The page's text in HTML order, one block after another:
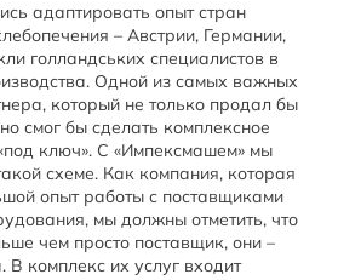
адаптировать опыт стран
– Австрии, Германии,
голландських специалистов в
Одной из самых важных
который не только продал бы
смог бы сделать комплексное
ключ». С «Импексмашем» мы
схеме. Как компания, которая
опыт работы с поставщиками
мы должны отметить, что
чем просто поставщик, они –
В комплекс их услуг входит